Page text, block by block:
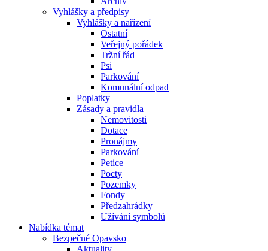
Vyhlášky a předpisy
Vyhlášky a nařízení
Ostatní
Veřejný pořádek
Tržní řád
Psi
Parkování
Komunální odpad
Poplatky
Zásady a pravidla
Nemovitosti
Dotace
Pronájmy
Parkování
Petice
Pocty
Pozemky
Fondy
Předzahrádky
Užívání symbolů
Nabídka témat
Bezpečné Opavsko